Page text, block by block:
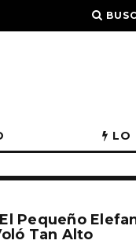
LO
Pequeño
Tan Alto